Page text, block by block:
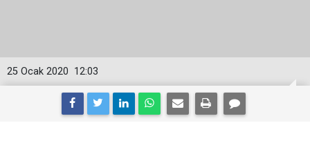
12:03
25 Ocak 2020